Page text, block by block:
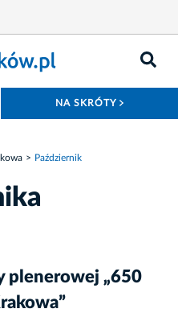
NA SKRÓTY
Październik
plenerowej „650